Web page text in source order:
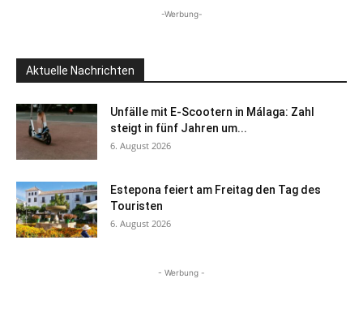
-Werbung-
Aktuelle Nachrichten
Unfälle mit E-Scootern in Málaga: Zahl
steigt in fünf Jahren um...
6. August 2026
Estepona feiert am Freitag den Tag des
Touristen
6. August 2026
- Werbung -